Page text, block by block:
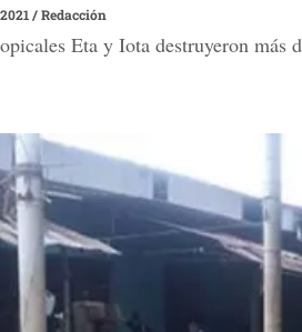
/Redacción
Eta y Iota destruyeron más